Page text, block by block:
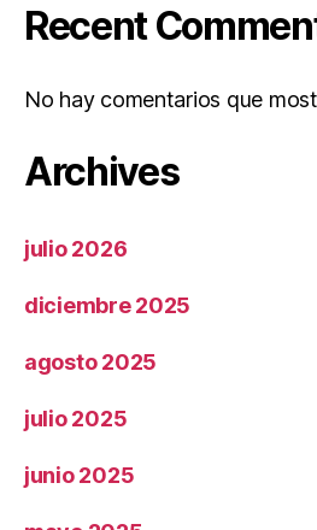
Recent
No hay comentarios que
Archives
julio 2026
diciembre 2025
agosto 2025
julio 2025
junio 2025